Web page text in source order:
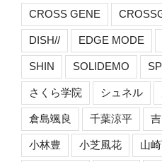
CROSS GENE
DISH// EDGE MODE
SHIN SOLIDEMO
さくら学院 シュネル
倉島颯良 千葉涼平
小林豊 小芝風花 山